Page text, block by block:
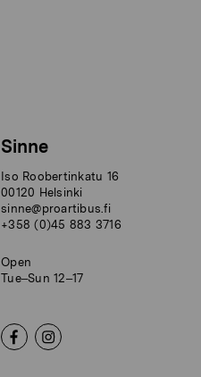
Sinne
Iso Roobertinkatu 16
00120 Helsinki
sinne@proartibus.fi
+358 (0)45 883 3716
Open
Tue–Sun 12–17